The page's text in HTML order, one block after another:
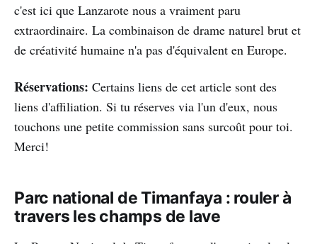
c'est ici que Lanzarote nous a vraiment paru
extraordinaire. La combinaison de drame naturel brut et
de créativité humaine n'a pas d'équivalent en Europe.
Réservations: Certains liens de cet article sont des
liens d'affiliation. Si tu réserves via l'un d'eux, nous
touchons une petite commission sans surcoût pour toi.
Merci!
Parc national de Timanfaya : rouler à
travers les champs de lave